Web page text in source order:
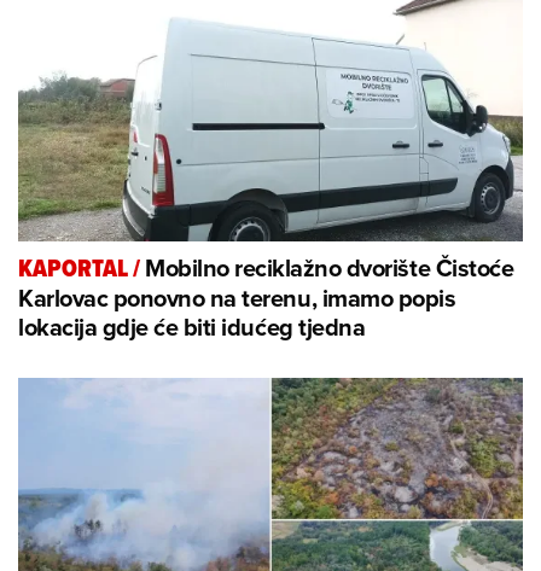
KAPORTAL/Mobilno reciklažno dvorište Čistoće
Karlovac ponovno na terenu, imamo popis
lokacija gdje će biti idućeg tjedna